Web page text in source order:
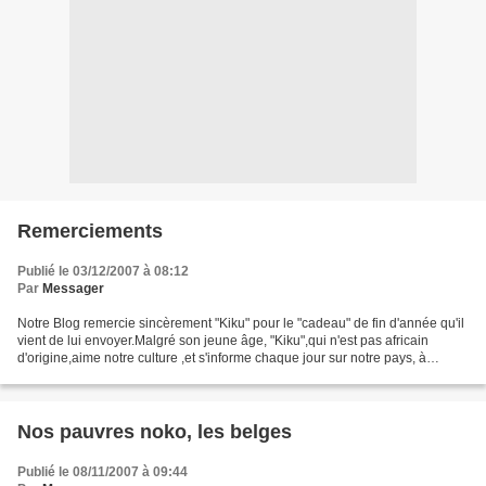
Remerciements
Publié le 03/12/2007 à 08:12
Par Messager
Notre Blog remercie sincèrement "Kiku" pour le "cadeau" de fin d'année qu'il
vient de lui envoyer.Malgré son jeune âge, "Kiku",qui n'est pas africain
d'origine,aime notre culture ,et s'informe chaque jour sur notre pays, à
Nos pauvres noko, les belges
Publié le 08/11/2007 à 09:44